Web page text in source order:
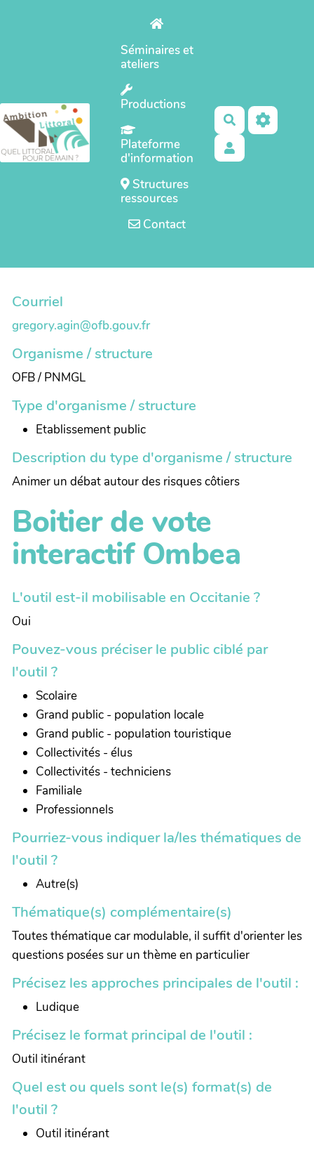
Séminaires et
ateliers
Productions
Plateforme
d'information
Structures
ressources
Contact
Rechercher
Courriel
gregory.agin@ofb.gouv.fr
Organisme / structure
OFB / PNMGL
Type d'organisme / structure
Etablissement public
Description du type d'organisme / structure
Animer un débat autour des risques côtiers
Boitier de vote
interactif Ombea
L'outil est-il mobilisable en Occitanie ?
Oui
Pouvez-vous préciser le public ciblé par
l'outil ?
Scolaire
Grand public - population locale
Grand public - population touristique
Collectivités - élus
Collectivités - techniciens
Familiale
Professionnels
Pourriez-vous indiquer la/les thématiques de
l'outil ?
Autre(s)
Thématique(s) complémentaire(s)
Toutes thématique car modulable, il suffit d'orienter les
questions posées sur un thème en particulier
Précisez les approches principales de l'outil :
Ludique
Précisez le format principal de l'outil :
Outil itinérant
Quel est ou quels sont le(s) format(s) de
l'outil ?
Outil itinérant